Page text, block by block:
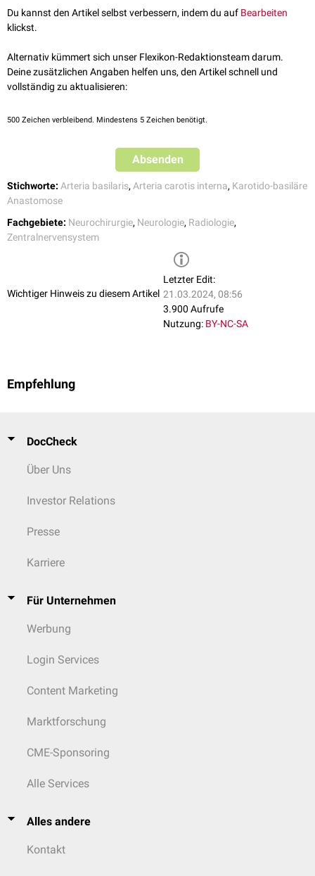
longitudinalen Neuralarterie, der späteren Arteria basilaris. Die Arteria
trigemina zählt somit zu den
karotido-basilären Anastomosen
arterielle Versorgung des Metencephalonszuständig, bis sich die
communicans posterior(PcomA) ausbildet.
Du kannst den Artikel selbst verbessern, indem du auf Bearbeiten
klickst.
Alternativ kümmert sich unser Flexikon-Redaktionsteam darum.
Deine zusätzlichen Angaben helfen uns, den Artikel schnell und
vollständig zu aktualisieren:
500 Zeichen verbleibend. Mindestens 5 Zeichen benötigt.
Absenden
Stichworte: Arteria basilaris, Arteria carotis interna, Karotido-basiläre
Anastomose
Fachgebiete: Neurochirurgie, Neurologie, Radiologie,
Zentralnervensystem
Wichtiger Hinweis zu diesem Artikel
Letzter Edit:
21.03.2024, 08:56
3.900 Aufrufe
Nutzung: BY-NC-SA
Empfehlung
DocCheck
Über Uns
Investor Relations
Presse
Karriere
Für Unternehmen
Werbung
Login Services
Content Marketing
Marktforschung
CME-Sponsoring
Alle Services
Alles andere
Kontakt